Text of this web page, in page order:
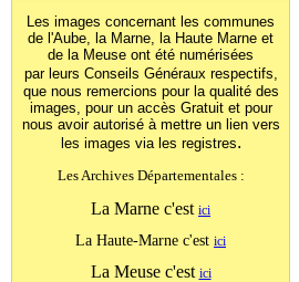
Les images concernant les communes
de l'Aube, la Marne, la Haute Marne et
de la Meuse ont été numérisées
par leurs Conseils Généraux respectifs,
que nous remercions pour la qualité des
images, pour un accès Gratuit et pour
nous avoir autorisé à mettre un lien vers
les images via les registres.
Les Archives Départementales :
La Marne c'est ici
La Haute-Marne c'est ici
La Meuse c'est ici